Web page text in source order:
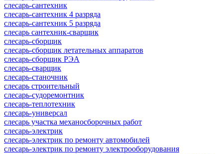
слесарь-сантехник
слесарь-сантехник 4 разряда
слесарь-сантехник 5 разряда
слесарь сантехник-сварщик
слесарь-сборщик
слесарь-сборщик летательных аппаратов
слесарь-сборщик РЭА
слесарь-сварщик
слесарь-станочник
слесарь строительный
слесарь-судоремонтник
слесарь-теплотехник
слесарь-универсал
слесарь участка механосборочных работ
слесарь-электрик
слесарь-электрик по ремонту автомобилей
слесарь-электрик по ремонту электрооборудования